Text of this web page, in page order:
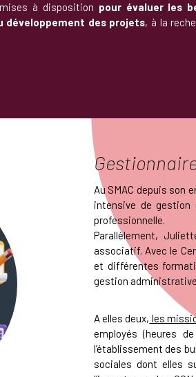
à disposition pour évaluer les
développement des projets, à la
Au SMAC depuis son
intensive de
professionnelle.
Parallèlement,
associatif. Avec le
et différentes
gestion
A elles deux, les
employés (heures
l’établissement des
sociales dont elles